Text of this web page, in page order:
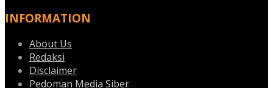
INFORMATION
About Us
Redaksi
Disclaimer
Pedoman Media Siber